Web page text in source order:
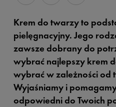
Krem do twarzy to
pielęgnacyjny. Jego
zawsze dobrany do
wybrać najlepszy krem
wybrać w zależności od
Wyjaśniamy i
odpowiedni do Twoich